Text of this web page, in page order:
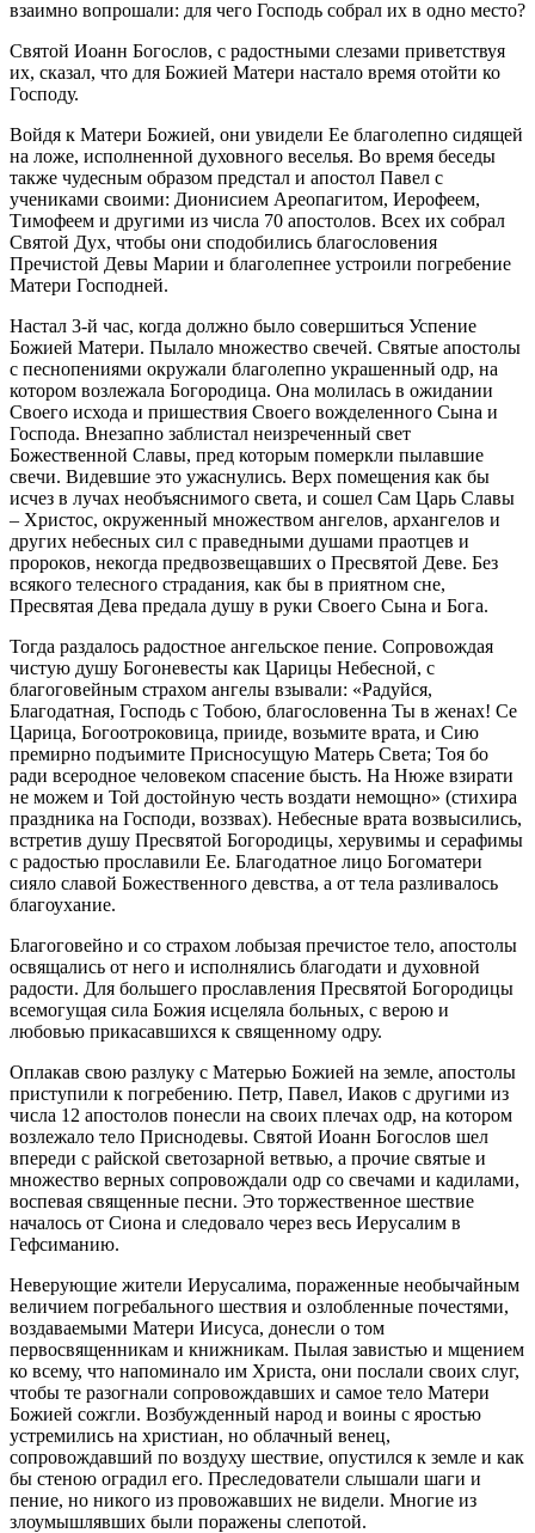
взаимно вопрошали: для чего Господь собрал их в одно место?
Святой Иоанн Богослов, с радостными слезами приветствуя
их, сказал, что для Божией Матери настало время отойти ко
Господу.
Войдя к Матери Божией, они увидели Ее благолепно сидящей
на ложе, исполненной духовного веселья. Во время беседы
также чудесным образом предстал и апостол Павел с
учениками своими: Дионисием Ареопагитом, Иерофеем,
Тимофеем и другими из числа 70 апостолов. Всех их собрал
Святой Дух, чтобы они сподобились благословения
Пречистой Девы Марии и благолепнее устроили погребение
Матери Господней.
Настал 3-й час, когда должно было совершиться Успение
Божией Матери. Пылало множество свечей. Святые апостолы
с песнопениями окружали благолепно украшенный одр, на
котором возлежала Богородица. Она молилась в ожидании
Своего исхода и пришествия Своего вожделенного Сына и
Господа. Внезапно заблистал неизреченный свет
Божественной Славы, пред которым померкли пылавшие
свечи. Видевшие это ужаснулись. Верх помещения как бы
исчез в лучах необъяснимого света, и сошел Сам Царь Славы
– Христос, окруженный множеством ангелов, архангелов и
других небесных сил с праведными душами праотцев и
пророков, некогда предвозвещавших о Пресвятой Деве. Без
всякого телесного страдания, как бы в приятном сне,
Пресвятая Дева предала душу в руки Своего Сына и Бога.
Тогда раздалось радостное ангельское пение. Сопровождая
чистую душу Богоневесты как Царицы Небесной, с
благоговейным страхом ангелы взывали: «Радуйся,
Благодатная, Господь с Тобою, благословенна Ты в женах! Се
Царица, Богоотроковица, прииде, возьмите врата, и Сию
премирно подъимите Присносущую Матерь Света; Тоя бо
ради всеродное человеком спасение бысть. На Нюже взирати
не можем и Той достойную честь воздати немощно» (стихира
праздника на Господи, воззвах). Небесные врата возвысились,
встретив душу Пресвятой Богородицы, херувимы и серафимы
с радостью прославили Ее. Благодатное лицо Богоматери
сияло славой Божественного девства, а от тела разливалось
благоухание.
Благоговейно и со страхом лобызая пречистое тело, апостолы
освящались от него и исполнялись благодати и духовной
радости. Для большего прославления Пресвятой Богородицы
всемогущая сила Божия исцеляла больных, с верою и
любовью прикасавшихся к священному одру.
Оплакав свою разлуку с Матерью Божией на земле, апостолы
приступили к погребению. Петр, Павел, Иаков с другими из
числа 12 апостолов понесли на своих плечах одр, на котором
возлежало тело Приснодевы. Святой Иоанн Богослов шел
впереди с райской светозарной ветвью, а прочие святые и
множество верных сопровождали одр со свечами и кадилами,
воспевая священные песни. Это торжественное шествие
началось от Сиона и следовало через весь Иерусалим в
Гефсиманию.
Неверующие жители Иерусалима, пораженные необычайным
величием погребального шествия и озлобленные почестями,
воздаваемыми Матери Иисуса, донесли о том
первосвященникам и книжникам. Пылая завистью и мщением
ко всему, что напоминало им Христа, они послали своих слуг,
чтобы те разогнали сопровождавших и самое тело Матери
Божией сожгли. Возбужденный народ и воины с яростью
устремились на христиан, но облачный венец,
сопровождавший по воздуху шествие, опустился к земле и как
бы стеною оградил его. Преследователи слышали шаги и
пение, но никого из провожавших не видели. Многие из
злоумышлявших были поражены слепотой.